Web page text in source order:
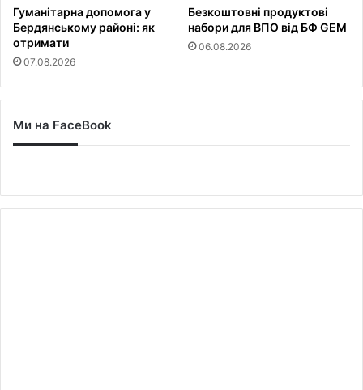
Гуманітарна допомога у
Бердянському районі: як
отримати
07.08.2026
Безкоштовні продуктові
набори для ВПО від БФ GEM
06.08.2026
Ми на FaceBook